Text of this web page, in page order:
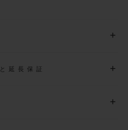
+
延長保証 +
を対象に、保証を +